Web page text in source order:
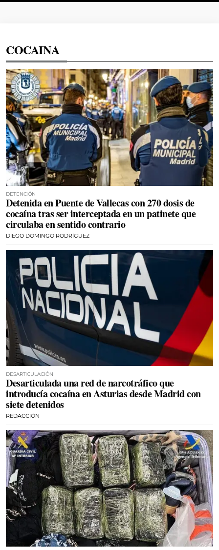
COCAINA
DETENCIÓN
Detenida en Puente de Vallecas con 270 dosis de
cocaína tras ser interceptada en un patinete que
circulaba en sentido contrario
DIEGO DOMINGO RODRÍGUEZ
DESARTICULACIÓN
Desarticulada una red de narcotráfico que
introducía cocaína en Asturias desde Madrid con
siete detenidos
REDACCIÓN